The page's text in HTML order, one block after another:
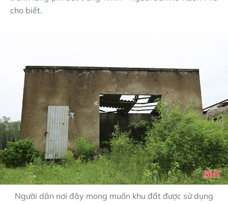
cho biết.
Người dân nơi đây mong muốn khu đất được sử dụng